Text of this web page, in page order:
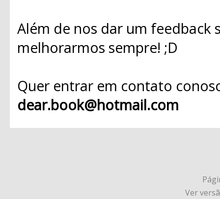
Além de nos dar um
melhorarmos sempre! ;D
Quer entrar em contato
dear.book@hotmail.com
Ver